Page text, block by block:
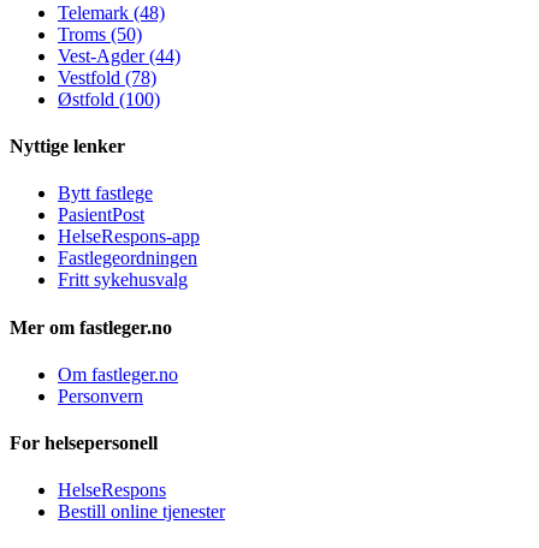
Telemark (48)
Troms (50)
Vest-Agder (44)
Vestfold (78)
Østfold (100)
Nyttige lenker
Bytt fastlege
PasientPost
HelseRespons-app
Fastlegeordningen
Fritt sykehusvalg
Mer om fastleger.no
Om fastleger.no
Personvern
For helsepersonell
HelseRespons
Bestill online tjenester